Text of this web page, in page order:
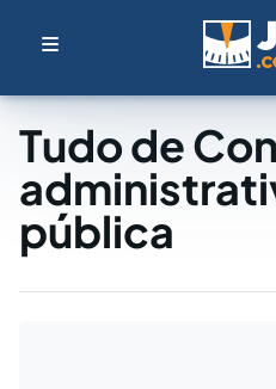
Tudo de
pública